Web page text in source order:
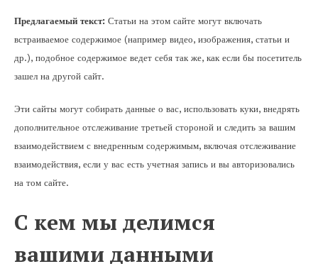
Предлагаемый текст: Статьи на этом сайте могут включать
встраиваемое содержимое (например видео, изображения, статьи и
др.), подобное содержимое ведет себя так же, как если бы посетитель
зашел на другой сайт.
Эти сайты могут собирать данные о вас, использовать куки, внедрять
дополнительное отслеживание третьей стороной и следить за вашим
взаимодействием с внедренным содержимым, включая отслеживание
взаимодействия, если у вас есть учетная запись и вы авторизовались
на том сайте.
С кем мы делимся
вашими данными